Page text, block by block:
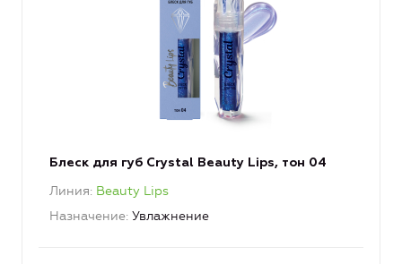
Блеск для губ Crystal Beauty Lips, тон 04
Линия Beauty Lips
Назначение Увлажнение